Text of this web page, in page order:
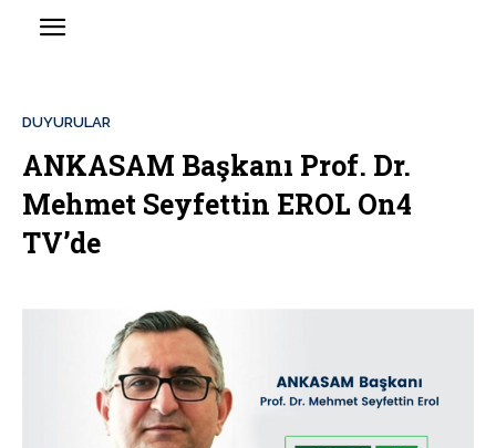
DUYURULAR
ANKASAM Başkanı Prof. Dr.
Mehmet Seyfettin EROL On4
TV’de